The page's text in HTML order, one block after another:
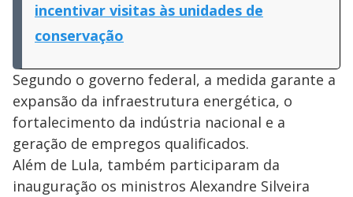
incentivar visitas às unidades de
conservação
Segundo o governo federal, a medida garante a
expansão da infraestrutura energética, o
fortalecimento da indústria nacional e a
geração de empregos qualificados.
Além de Lula, também participaram da
inauguração os ministros Alexandre Silveira